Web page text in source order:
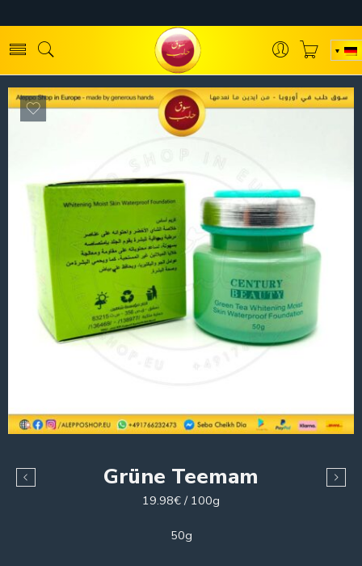
Grüne Teemam
19.98€ / 100g
50g